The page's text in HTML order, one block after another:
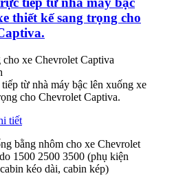
thiết kế sang trọng cho
xe Chevrolet Captiva
từ nhà máy bậc lên xuống xe
cho Chevrolet Captiva.
tiết